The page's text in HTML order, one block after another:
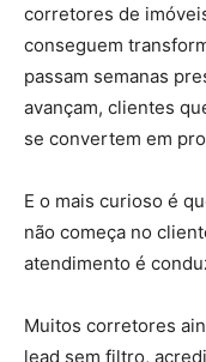
corretores de
conseguem
passam semanas
avançam, clientes
se convertem em
E o mais curioso é
não começa no
atendimento é
Muitos corretores
lead sem filtro,